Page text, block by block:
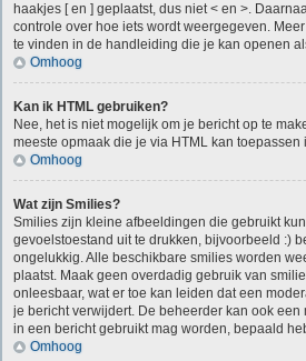
haakjes [ en ] geplaatst, dus niet < en >.
controle over hoe iets wordt weergegeven.
te vinden in de handleiding die je kan openen
Omhoog
Kan ik HTML gebruiken?
Nee, het is niet mogelijk om je bericht op te
meeste opmaak die je via HTML kan
Omhoog
Wat zijn Smilies?
Smilies zijn kleine afbeeldingen die gebruikt
gevoelstoestand uit te drukken, bijvoorbeeld :)
ongelukkig. Alle beschikbare smilies worden
plaatst. Maak geen overdadig gebruik van
onleesbaar, wat er toe kan leiden dat een
je bericht verwijdert. De beheerder kan ook
in een bericht gebruikt mag worden, bepaald
Omhoog